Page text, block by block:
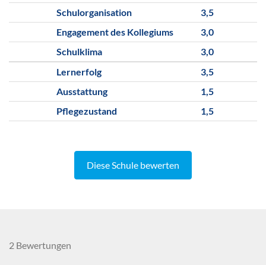
Schulorganisation
3,5
Engagement des Kollegiums
3,0
Schulklima
3,0
Lernerfolg
3,5
Ausstattung
1,5
Pflegezustand
1,5
Diese Schule bewerten
2 Bewertungen